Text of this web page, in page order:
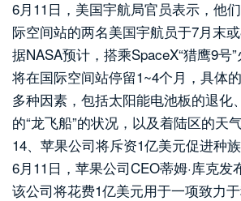
6月11日，美国宇航局官员表示，他
际空间站的两名美国宇航员于7月末或
据NASA预计，搭乘SpaceX“猎鹰9号
将在国际空间站停留1~4个月，具体
多种因素，包括太阳能电池板的退化
的“龙飞船”的状况，以及着陆区的天气
14、苹果公司将斥资1亿美元促进种
6月11日，苹果公司CEO蒂姆·库克发
该公司将花费1亿美元用于一项致力